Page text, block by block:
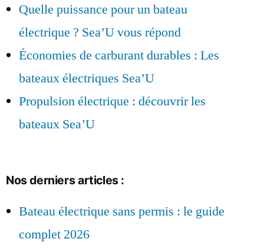
Quelle puissance pour un bateau
électrique ? Sea’U vous répond
Économies de carburant durables : Les
bateaux électriques Sea’U
Propulsion électrique : découvrir les
bateaux Sea’U
Nos derniers articles :
Bateau électrique sans permis : le guide
complet 2026